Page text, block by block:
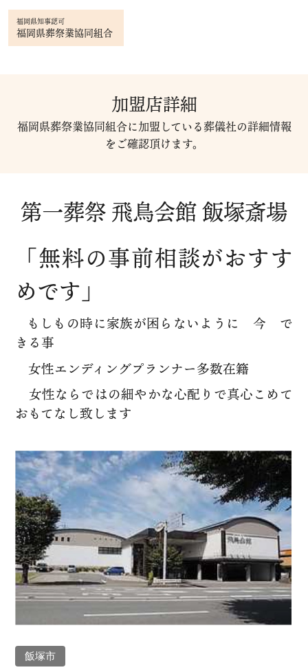
福岡県知事認可
福岡県葬祭業協同組合
加盟店詳細
福岡県葬祭業協同組合に加盟している葬儀社の詳細情報
をご確認頂けます。
第一葬祭 飛鳥会館 飯塚斎場
「無料の事前相談がおすす
めです」
もしもの時に家族が困らないように 今 で
きる事
女性エンディングプランナー多数在籍
女性ならではの細やかな心配りで真心こめて
おもてなし致します
飯塚市